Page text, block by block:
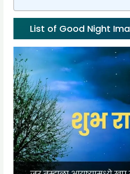
List of Good Night